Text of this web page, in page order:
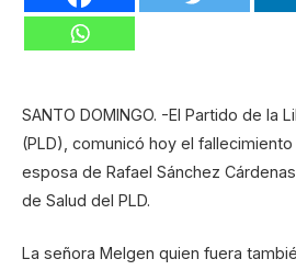
SANTO DOMINGO. -El Partido de la
(PLD), comunicó hoy el fallecimiento
esposa de Rafael Sánchez
de Salud del PLD.
La señora Melgen quien fuera